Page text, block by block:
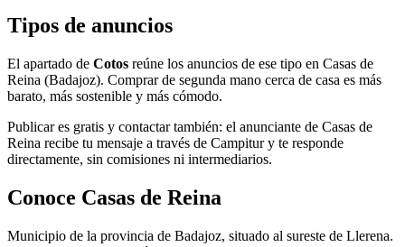
Tipos de anuncios
El apartado de Cotos reúne los anuncios de ese tipo en Casas de
Reina (Badajoz). Comprar de segunda mano cerca de casa es más
barato, más sostenible y más cómodo.
Publicar es gratis y contactar también: el anunciante de Casas de
Reina recibe tu mensaje a través de Campitur y te responde
directamente, sin comisiones ni intermediarios.
Conoce Casas de Reina
Municipio de la provincia de Badajoz, situado al sureste de Llerena.